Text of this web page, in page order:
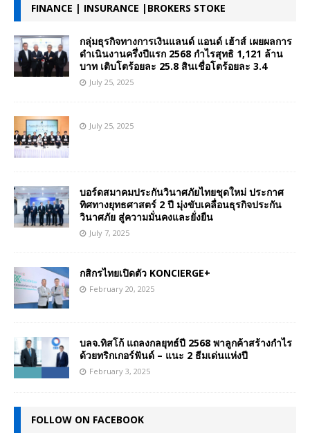
FINANCE | INSURANCE |BROKERS STOKE
กลุ่มธุรกิจทางการเงินแลนด์ แอนด์ เฮ้าส์ เผยผลการ
ดำเนินงานครึ่งปีแรก 2568 กำไรสุทธิ 1,121 ล้าน
บาท เติบโตร้อยละ 25.8 สินเชื่อโตร้อยละ 3.4
July 25, 2025
July 25, 2025
บอร์ดสมาคมประกันวินาศภัยไทยชุดใหม่ ประกาศ
ทิศทางยุทธศาสตร์ 2 ปี มุ่งขับเคลื่อนธุรกิจประกัน
วินาศภัย สู่ความมั่นคงและยั่งยืน
July 7, 2025
กสิกรไทยเปิดตัว KONCIERGE+
February 20, 2025
บลจ.ทิสโก้ แถลงกลยุทธ์ปี 2568 พาลูกค้าสร้างกำไร
ด้วยทริกเกอร์ฟันด์ – แนะ 2 ธีมเด่นแห่งปี
February 3, 2025
FOLLOW ON FACEBOOK